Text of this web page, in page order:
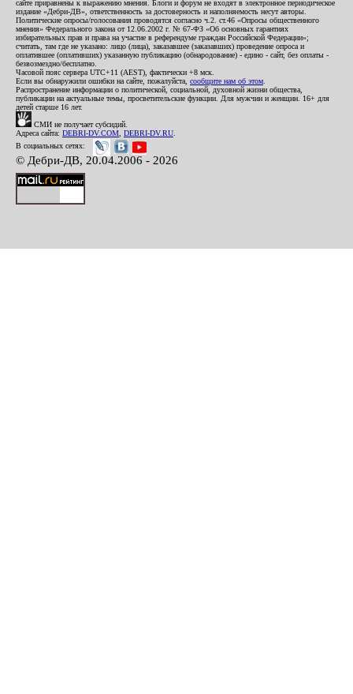
сайте приравнены к выражению мнения. Блоги и форум не входят в электронное периодическое
издание «Дебри-ДВ», ответственность за достоверность и наполняемость несут авторы.
Политические опросы/голосования проводятся согласно ч.2. ст.46 «Опросы общественного
мнения» Федерального закона от 12.06.2002 г. № 67-ФЗ «Об основных гарантиях
избирательных прав и права на участие в референдуме граждан Российской Федерации»;
считать, там где не указано: лицо (лица), заказавшее (заказавших) проведение опроса и
оплатившее (оплативших) указанную публикацию (обнародование) - едино - сайт, без оплаты -
безвозмездно/бесплатно.
Часовой пояс сервера UTC+11 (AEST), фактически +8 мск.
Если вы обнаружили ошибки на сайте, пожалуйста, сообщите нам об этом
Распространение информации о политической, социальной, духовной жизни общества,
публикации на актуальные темы, просветительские функции. Для мужчин и женщин. 16+ для
детей старше 16 лет.
СМИ не получает субсидий.
Адреса сайта: DEBRI-DV.COM DEBRI-DV.RU
В социальных сетях:
© Дебри-ДВ, 20.04.2006 - 2026